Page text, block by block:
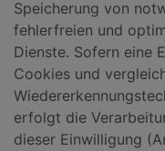
Speicherung von
fehlerfreien und
Dienste. Sofern eine
Cookies und
erfolgt die
dieser Einwilligung